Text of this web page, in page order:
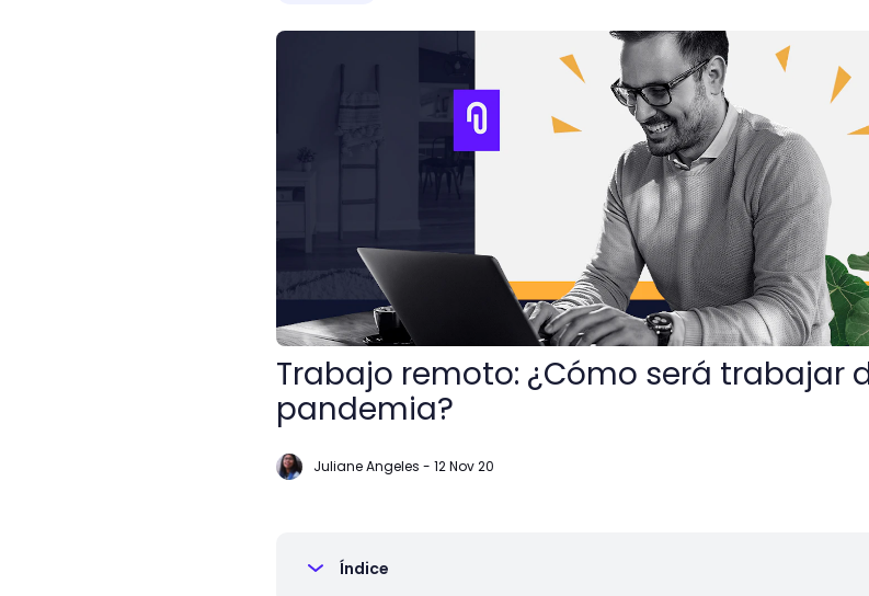
Trabajo remoto: ¿Cómo será trabajar después de pandemia?
Trabajo remoto: ¿Cómo será trabajar
pandemia?
Juliane Angeles - 12 Nov 20
Índice